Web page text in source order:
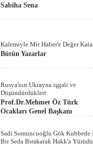
Sabiha Sena
Kalemiyle Mir Haber'e Değer
Bütün Yazarlar
Rusya'nın Ukrayna işgali ve
Düşündürdükleri
Prof.Dr.Mehmet Öz Türk
Ocakları Genel Başkanı
Sadi Somuncuoğlu Gök Kubbede
Bir Seda Bırakarak Hakk'a Yürüdü